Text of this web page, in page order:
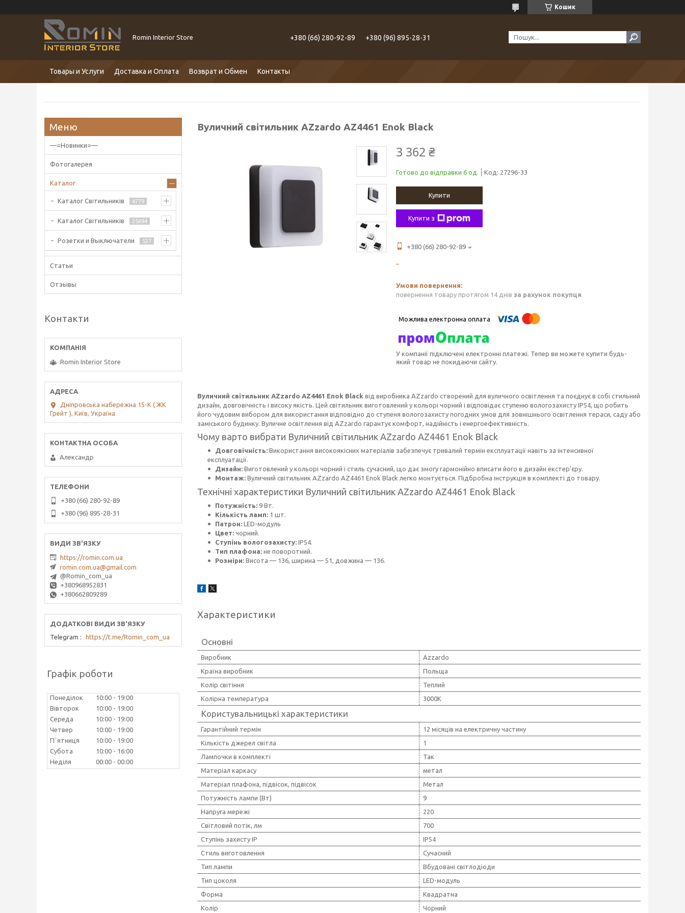
Кошик
Romin Interior Store +380 (66) 280-92-89 +380 (96) 895-28-31
Товары и Услуги Доставка и Оплата Возврат и Обмен Контакты
Вуличний світильник AZzardo AZ4461 Enok Black
3 362 ₴
Готово до відправки 6 од. Код: 27296-33
Купити
Купити з
+380 (66) 280-92-89
повернення товару протягом 14 днів за рахунок покупця
У компанії підключені електронні платежі. Тепер ви можете купити будь-
який товар не покидаючи сайту.
Вуличний світильник AZzardo AZ4461 Enok Black від виробника AZzardo створений для вуличного освітлення та поєднує в собі стильний
дизайн, довговічність і високу якість. Цей світильник виготовлений у кольорі чорний і відповідає ступеню вологозахисту IP54, що робить
його чудовим вибором для використання відповідно до ступеня вологозахисту погодних умов для зовнішнього освітлення тераси, саду або
заміського будинку. Вуличне освітлення від AZzardo гарантує комфорт, надійність і енергоефективність.
Чому варто вибрати Вуличний світильник AZzardo AZ4461 Enok Black
Довговічність: Використання високоякісних матеріалів забезпечує тривалий термін експлуатації навіть за інтенсивної
експлуатації.
Дизайн: Виготовлений у кольорі чорний і стиль сучасний, що дає змогу гармонійно вписати його в дизайн екстер'єру.
Монтаж: Вуличний світильник AZzardo AZ4461 Enok Black легко монтується. Підбробна інструкція в комплекті до товару.
Технічні характеристики Вуличний світильник AZzardo AZ4461 Enok Black
Потужність: 9 Вт.
Кількість ламп: 1 шт.
Патрон: LED-модуль
Цвет: чорний.
Ступінь вологозахисту: IP54.
Тип плафона: не поворотний.
Розміри: Висота — 136, ширина — 51, довжина — 136.
Характеристики
Основні
Виробник
Azzardo
Країна виробник
Польща
Колір світіння
Теплий
Колірна температура
3000K
Користувальницькі характеристики
Гарантійний термін
12 місяців на електричну частину
Кількість джерел світла
1
Лампочки в комплекті
Так
Матеріал каркасу
метал
Матеріал плафона, підвісок, підвісок
Метал
Потужність лампи (Вт)
9
Напруга мережі
220
Світловий потік, лм
700
Ступінь захисту IP
IP54
Стиль виготовлення
Сучасний
Тип лампи
Вбудовані світлодіоди
Тип цоколя
LED-модуль
Форма
Квадратна
Колір
Чорний
—=Новинки=—
Фотогалерея
Каталог
Каталог Світильників 4779
Каталог Світильників 25694
Розетки и Выключатели 527
Статьи
Отзывы
Контакти
Romin Interior Store
Дніпровська набережна 15-К ( ЖК
Грейт ), Київ, Україна
Александр
+380 (66) 280-92-89
+380 (96) 895-28-31
https://romin.com.ua
romin.com.ua@gmail.com
@Romin_com_ua
+380968952831
+380662809289
Telegram https://t.me/Romin_com_ua
Графік роботи
Понеділок 10:00
19:00
Вівторок
10:00
19:00
Середа
10:00
19:00
Четвер
10:00
19:00
Пʼятниця
10:00
19:00
Субота
10:00
16:00
Неділя
00:00 00:00